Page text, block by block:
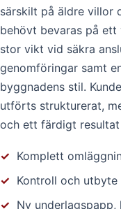
särskilt på äldre villor
behövt bevaras på
stor vikt vid säkra
genomföringar samt
byggnadens stil.
utförts strukturerat,
och ett färdigt
✓ Komplett
✓ Kontroll och
✓ Ny